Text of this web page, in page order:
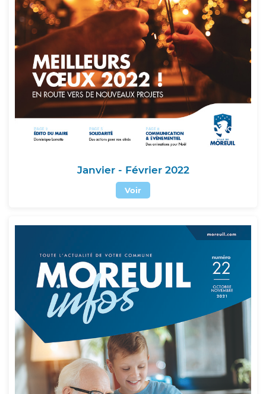
Janvier - Février 2022
Voir